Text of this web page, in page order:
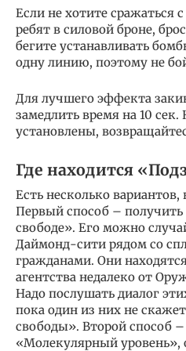
Если не хотите сражаться
ребят в силовой броне,
бегите устанавливать
одну линию, поэтому не
Для лучшего эффекта
замедлить время на 10 сек.
установлены,
Где находится
Есть несколько
Первый способ – получить
свободе». Его можно
Даймонд-сити рядом со
гражданами. Они
агентства недалеко от
Надо послушать диалог
пока один из них не
свободы». Второй способ
«Молекулярный уровень»,